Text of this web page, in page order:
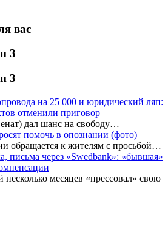
вас
3
3
на 25 000 и юридический ляп:
отменили приговор
дал шанс на свободу…
помочь в опознании (фото)
обращается к жителям с просьбой…
письма через «Swedbank»: «бывшая»
месяцев «прессовал» свою